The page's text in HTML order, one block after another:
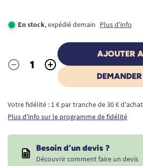
En stock, expédié demain Plus d'info
Quantité
- +
AJOUTER
Votre fidélité : 1 € par tranche de 30 €
Plus d'info sur le programme de fidélité
Besoin d'un devis ?
Découvrir comment faire un devis